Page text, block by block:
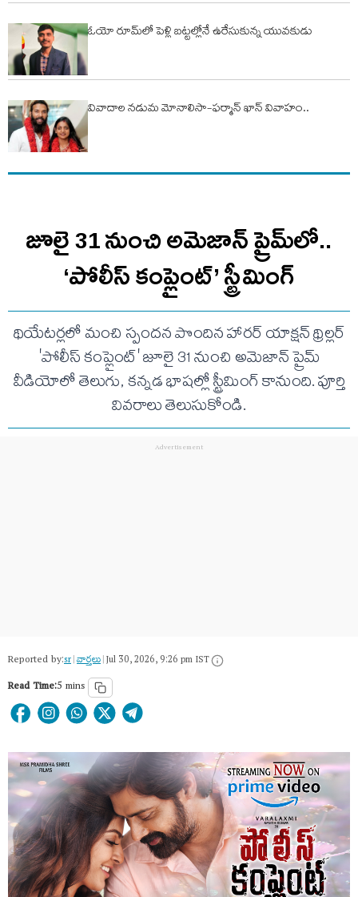
ఓయో రూమ్‌లో పెళ్లి బ‌ట్ట‌ల్లోనే ఉరేసుకున్న యువ‌కుడు
వివాదాల నడుమ మోనాలిసా-ఫర్మాన్ ఖాన్ వివాహం..
జూలై 31 నుంచి అమెజాన్ ప్రైమ్‌లో..
‘పోలీస్ కంప్లైంట్’ స్ట్రీమింగ్
థియేటర్లలో మంచి స్పందన పొందిన హారర్ యాక్షన్ థ్రిల్లర్
'పోలీస్ కంప్లైంట్' జూలై 31 నుంచి అమెజాన్ ప్రైమ్
వీడియోలో తెలుగు, కన్నడ భాషల్లో స్ట్రీమింగ్ కానుంది. పూర్తి
వివరాలు తెలుసుకోండి.
Reported by:sr|వార్త‌లు|Jul 30, 2026, 9:26 pm IST
Read Time:5 mins